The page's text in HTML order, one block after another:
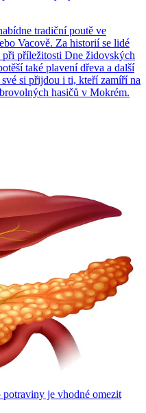
tradiční poutě ve
Vacově. Za historií se lidé
příležitosti Dne židovských
také plavení dřeva a další
si přijdou i ti, kteří zamíří na
hasičů v Mokrém.
potraviny je vhodné omezit